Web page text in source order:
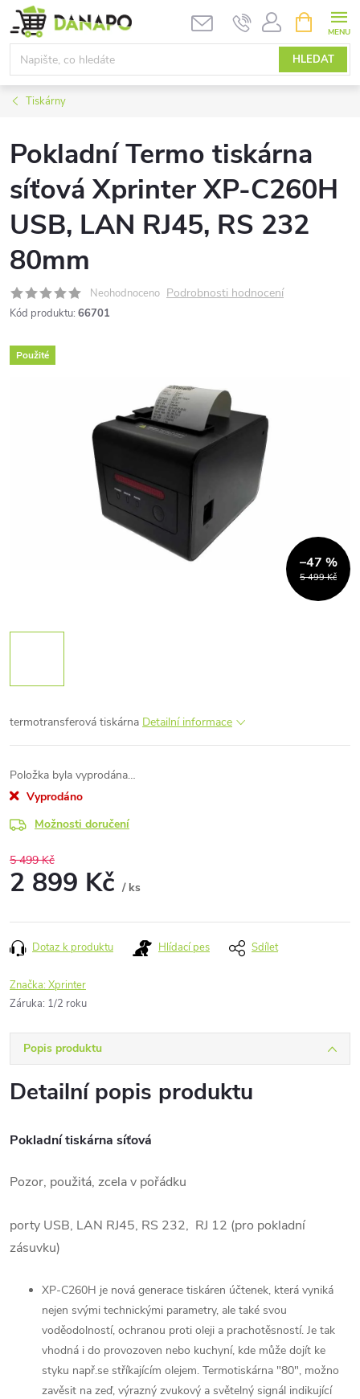
Přejít
na
obsah
HLEDAT
NÁKUPNÍ
KOŠÍK
Tiskárny
Pokladní Termo tiskárna
síťová Xprinter XP-C260H
USB, LAN RJ45, RS 232
80mm
Neohodnoceno Podrobnosti hodnocení
Kód produktu: 66701
Použité
5 499 Kč
–47 %
termotransferová tiskárna Detailní informace
Položka byla vyprodána…
Vyprodáno
Možnosti doručení
5 499 Kč
2 899 Kč / ks
cena:
Dotaz k produktu Hlídací pes Sdílet
Značka:Xprinter
Záruka: 1/2 roku
Popis produktu
Detailní popis produktu
Pokladní tiskárna síťová
Pozor, použitá, zcela v pořádku
porty USB, LAN RJ45, RS 232, RJ 12 (pro pokladní
zásuvku)
XP-C260H je nová generace tiskáren účtenek, která vyniká
nejen svými technickými parametry, ale také svou
voděodolností, ochranou proti oleji a prachotěsností. Je tak
vhodná i do provozoven nebo kuchyní, kde může dojít ke
styku např.se stříkajícím olejem. Termotiskárna "80", možno
zavěsit na zeď, výrazný zvukový a světelný signál indikující